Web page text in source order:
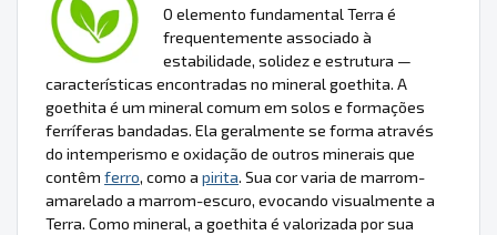
O elemento fundamental Terra é
frequentemente associado à
estabilidade, solidez e estrutura —
características encontradas no mineral goethita. A
goethita é um mineral comum em solos e formações
ferríferas bandadas. Ela geralmente se forma através
do intemperismo e oxidação de outros minerais que
contêm ferro, como a pirita. Sua cor varia de marrom-
amarelado a marrom-escuro, evocando visualmente a
Terra. Como mineral, a goethita é valorizada por sua